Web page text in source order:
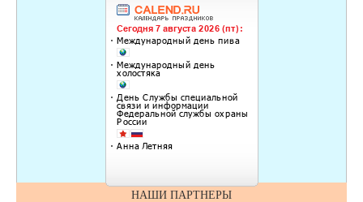
НАШИ ПАРТНЕРЫ